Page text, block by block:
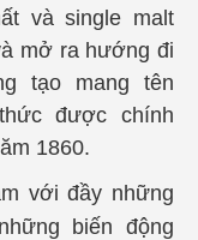
và single malt
mở ra hướng đi
tạo mang tên
được chính
1860.
với đầy những
biến động